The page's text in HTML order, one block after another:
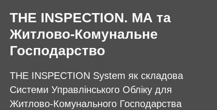
THE INSPECTION. МА та
Житлово-Комунальне
Господарство
THE INSPECTION System як складова
Системи Управлінського Обліку для
Житлово-Комунального Господарства